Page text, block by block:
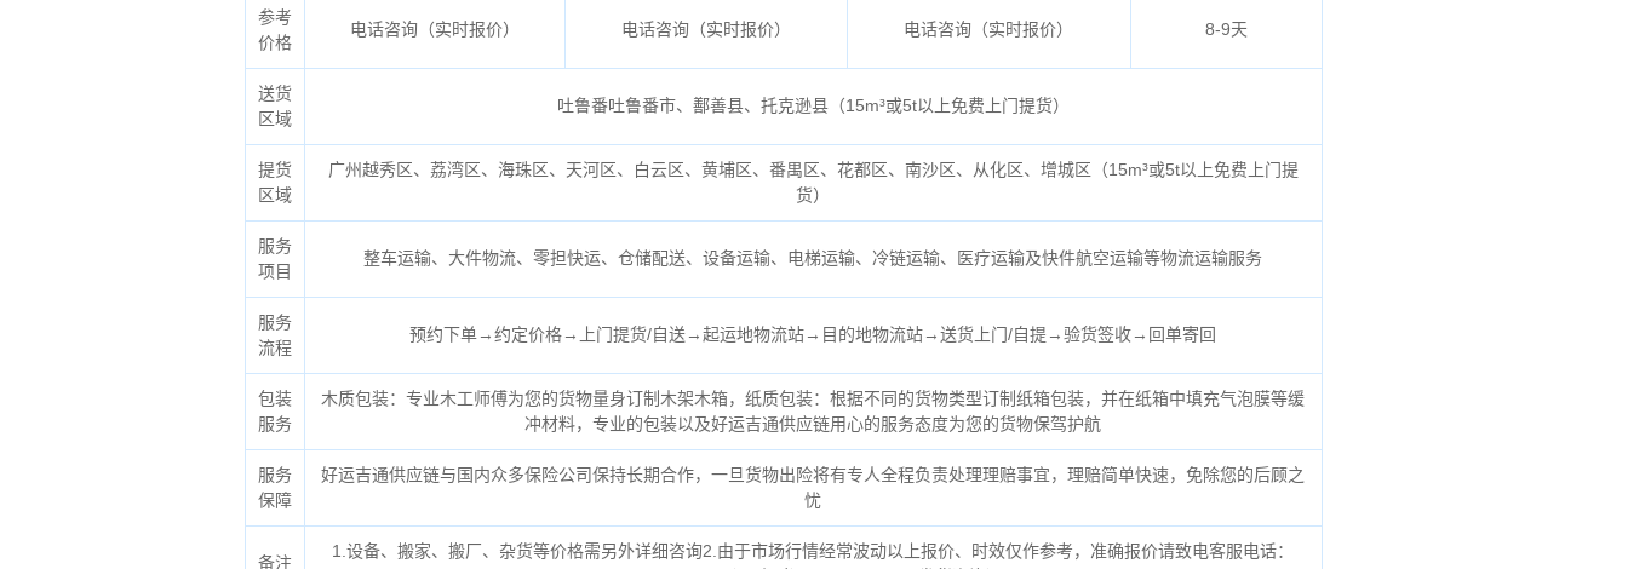
参考
价格
电话咨询（实时报价） 电话咨询（实时报价） 电话咨询（实时报价） 8-9天
送货
区域
吐鲁番吐鲁番市、鄯善县、托克逊县（15m³或5t以上免费上门提货）
提货
区域
广州越秀区、荔湾区、海珠区、天河区、白云区、黄埔区、番禺区、花都区、南沙区、从化区、增城区（15m³或5t以上免费上门提
货）
服务
项目
整车运输、大件物流、零担快运、仓储配送、设备运输、电梯运输、冷链运输、医疗运输及快件航空运输等物流运输服务
服务
流程
预约下单→约定价格→上门提货/自送→起运地物流站→目的地物流站→送货上门/自提→验货签收→回单寄回
包装
服务
木质包装：专业木工师傅为您的货物量身订制木架木箱，纸质包装：根据不同的货物类型订制纸箱包装，并在纸箱中填充气泡膜等缓
冲材料，专业的包装以及好运吉通供应链用心的服务态度为您的货物保驾护航
服务
保障
好运吉通供应链与国内众多保险公司保持长期合作，一旦货物出险将有专人全程负责处理理赔事宜，理赔简单快速，免除您的后顾之
忧
备注
1.设备、搬家、搬厂、杂货等价格需另外详细咨询2.由于市场行情经常波动以上报价、时效仅作参考，准确报价请致电客服电话：